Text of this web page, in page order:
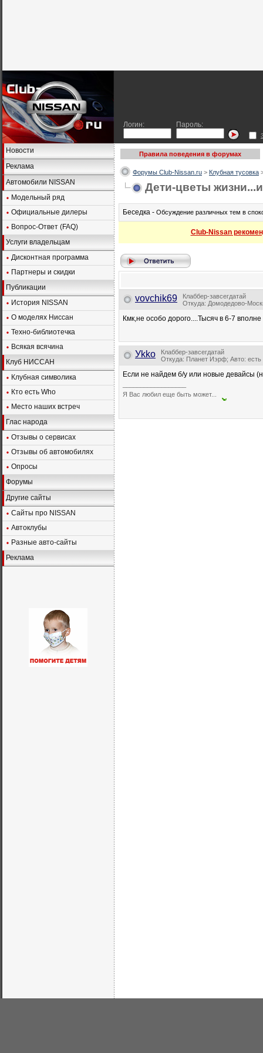
Логин: Пароль:
Новости
Реклама
Автомобили NISSAN
Модельный ряд
Официальные дилеры
Вопрос-Ответ (FAQ)
Услуги владельцам
Дисконтная программа
Партнеры и скидки
Публикации
История NISSAN
О моделях Ниссан
Техно-библиотечка
Всякая всячина
Клуб НИССАН
Клубная символика
Кто есть Who
Место наших встреч
Глас народа
Отзывы о сервисах
Отзывы об автомобилях
Опросы
Форумы
Другие сайты
Сайты про NISSAN
Автоклубы
Разные авто-сайты
Реклама
Правила поведения в форумах
Форумы Club-Nissan.ru > Клубная тусовка
Дети-цветы
Беседка - Обсуждение различных тем в
Club-Nissan
vovchik69
Клаббер-завсегдатай
Откуда: Домодедово-
Кмк,не особо дорого....Тысяч в 6-7
Уkkо
Клаббер-завсегдатай
Откуда: Планет Иэрф; Авто: есть
Если не найдем б/у или новые девайсы
Я Вас любил еще быть может...